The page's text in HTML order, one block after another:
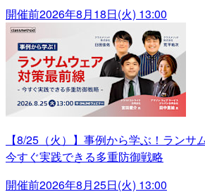
開催前2026年8月18日(火) 13:00
【8/25（火）】事例から学ぶ！ランサ
今すぐ実践できる多重防御戦略
開催前2026年8月25日(火) 13:00